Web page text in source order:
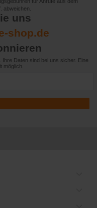
abweichen.
uns
shop.de
Daten sind bei uns sicher. Eine
möglich.